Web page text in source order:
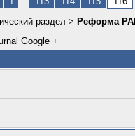
раздел > Реформа
Google +